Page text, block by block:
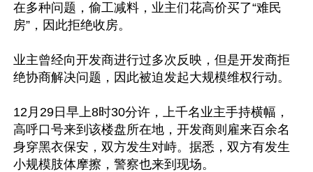
在多种问题，偷工减料，业主们花高价买了“难民
房”，因此拒绝收房。
业主曾经向开发商进行过多次反映，但是开发商拒
绝协商解决问题，因此被迫发起大规模维权行动。
12月29日早上8时30分许，上千名业主手持横幅，
高呼口号来到该楼盘所在地，开发商则雇来百余名
身穿黑衣保安，双方发生对峙。据悉，双方有发生
小规模肢体摩擦，警察也来到现场。